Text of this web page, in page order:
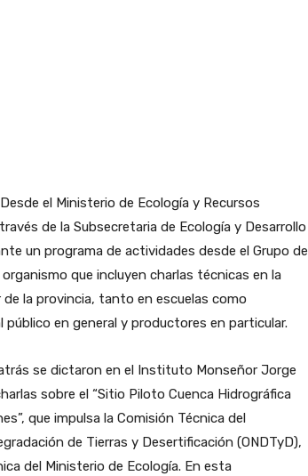
el Ministerio de Ecología y Recursos
de la Subsecretaria de Ecología y Desarrollo
un programa de actividades desde el Grupo de
que incluyen charlas técnicas en la
la provincia, tanto en escuelas como
en general y productores en particular.
se dictaron en el Instituto Monseñor Jorge
sobre el “Sitio Piloto Cuenca Hidrográfica
que impulsa la Comisión Técnica del
de Tierras y Desertificación (ONDTyD),
del Ministerio de Ecología. En esta